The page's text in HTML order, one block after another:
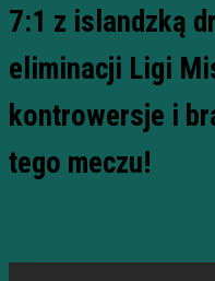
7:1 z islandzką
eliminacji Ligi
kontrowersje i
tego meczu!